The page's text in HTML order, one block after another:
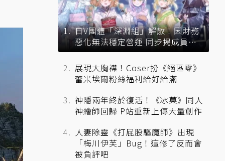
日V團體「深淵組」解散！因財務
惡化無法穩定營運 同步揭成員未
來去向
展現大胸襟！Coser扮《絕區零》
蕾米埃爾粉絲福利給好給滿
神隱兩年終於復活！《冰菓》同人
神繪師回歸 P站重新上傳大量創作
人妻除靈《打屁股驅魔師》出現
「梅川伊芙」Bug！這修了反而會
被負評吧